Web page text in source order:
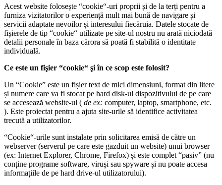
Acest website folosește “cookie“-uri proprii și de la terți pentru a
furniza vizitatorilor o experiență mult mai bună de navigare și
servicii adaptate nevoilor și interesului fiecăruia. Datele stocate de
fișierele de tip “cookie“ utilizate pe site-ul nostru nu arată niciodată
detalii personale în baza cărora să poată fi stabilită o identitate
individuală.
Ce este un fişier “cookie“ şi în ce scop este folosit?
Un “Cookie” este un fișier text de mici dimensiuni, format din litere
și numere care va fi stocat pe hard disk-ul dispozitivului de pe care
se accesează website-ul ( de ex: computer, laptop, smartphone, etc.
). Este proiectat pentru a ajuta site-urile să identifice activitatea
trecută a utilizatorilor.
“Cookie“-urile sunt instalate prin solicitarea emisă de către un
webserver (serverul pe care este gazduit un website) unui browser
(ex: Internet Explorer, Chrome, Firefox) și este complet “pasiv” (nu
conține programe software, viruși sau spyware și nu poate accesa
informațiile de pe hard drive-ul utilizatorului).